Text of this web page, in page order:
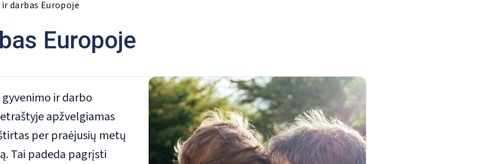
Apie
darbas Europoje
Europoje
ir darbo
apžvelgiamas
per praėjusių metų
Tai padeda pagrįsti